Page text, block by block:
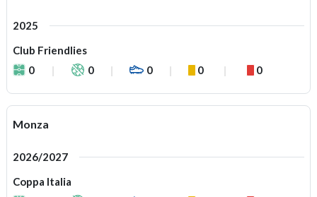
2025
Club Friendlies
0
0 0 0 0
Monza
2026/2027
Coppa Italia